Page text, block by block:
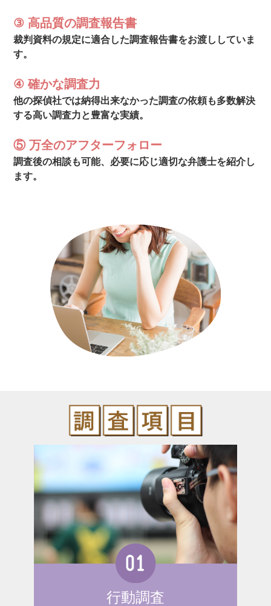
③ 高品質の調査報告書
裁判資料の規定に適合した調査報告書をお渡ししていま
す。
④ 確かな調査力
他の探偵社では納得出来なかった調査の依頼も多数解決
する高い調査力と豊富な実績。
⑤ 万全のアフターフォロー
調査後の相談も可能、必要に応じ適切な弁護士を紹介し
ます。
行動調査